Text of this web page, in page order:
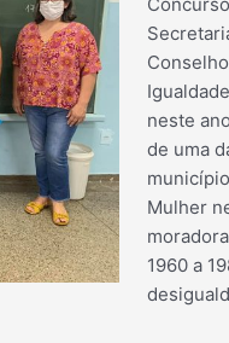
neste
de uma
Mulher
1960 a